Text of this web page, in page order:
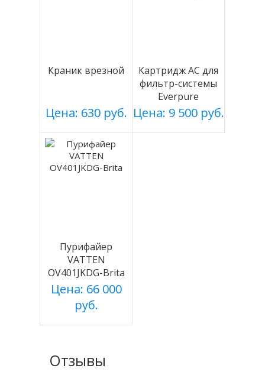
Краник врезной
Цена: 630 руб.
Картридж АС для
фильтр-системы
Everpure
Цена: 9 500 руб.
Пурифайер
VATTEN
OV401JKDG-Brita
Цена: 66 000
руб.
Отзывы